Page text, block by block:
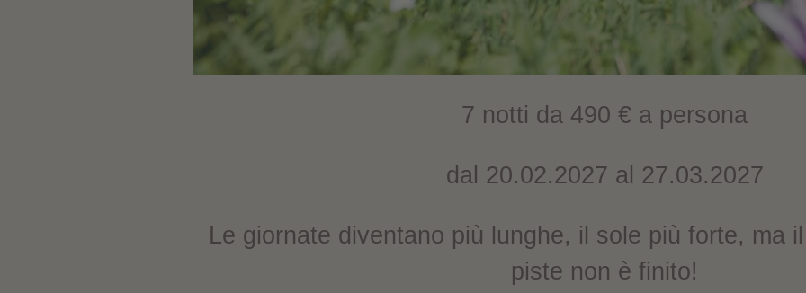
7 notti da 490 € a persona
dal 20.02.2027 al 27.03.2027
Le giornate diventano più lunghe, il sole più forte, ma
piste non è finito!